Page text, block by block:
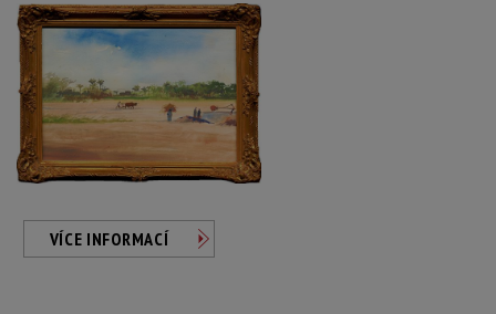
VÍCE INFORMACÍ